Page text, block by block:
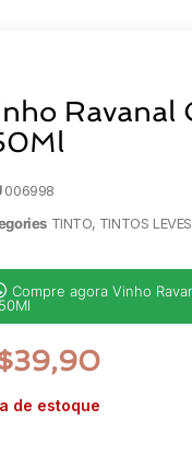
Ravanal
006998
TINTO, TINTOS LEVES
Compre agora Vinho
39,90
de estoque